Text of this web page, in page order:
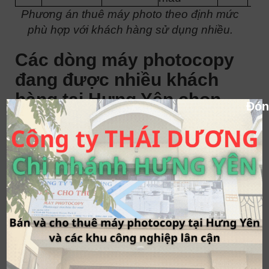
Phương án thuê máy photo theo định mức
phù hợp với khách hàng sử dụng nhiều.
Các dòng máy photocopy
đang được nhiều khách
hàng tại Hưng Yên chọn
thuê
Một yếu tố quan trọng khi chọn thuê máy
photocopy chất lượng tốt đó là chất lượng
của thiết bị thuê; cụ thể là máy photocopy
lắp cho khách hàng sử dụng. Thông thường
thuê máy photocopy mới 100% là sẽ đảm
bảo được chất lượng. Tuy nhiên giá thuê
máy mới rất cao và thường phải kèm các
điều khoản thuê khắt khe hơn như: Phải ký